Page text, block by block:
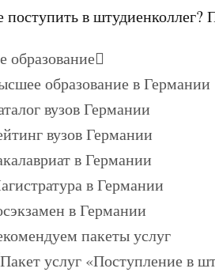
поступить в
образование
образование в Германии
вузов Германии
вузов Германии
в Германии
в Германии
в Германии
пакеты услуг